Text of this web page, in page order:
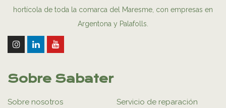
hortícola de toda la comarca del Maresme, con empresas en
Argentona y Palafolls.
Sobre Sabater
Sobre nosotros
Servicio de reparación